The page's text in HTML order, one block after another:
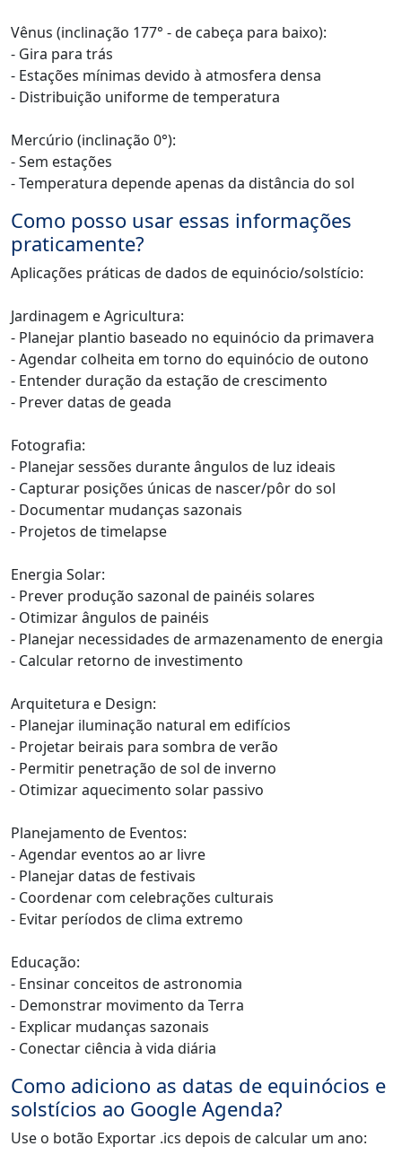
Vênus (inclinação 177° - de cabeça para baixo):
- Gira para trás
- Estações mínimas devido à atmosfera densa
- Distribuição uniforme de temperatura
Mercúrio (inclinação 0°):
- Sem estações
- Temperatura depende apenas da distância do sol
Como posso usar essas informações
praticamente?
Aplicações práticas de dados de equinócio/solstício:
Jardinagem e Agricultura:
- Planejar plantio baseado no equinócio da primavera
- Agendar colheita em torno do equinócio de outono
- Entender duração da estação de crescimento
- Prever datas de geada
Fotografia:
- Planejar sessões durante ângulos de luz ideais
- Capturar posições únicas de nascer/pôr do sol
- Documentar mudanças sazonais
- Projetos de timelapse
Energia Solar:
- Prever produção sazonal de painéis solares
- Otimizar ângulos de painéis
- Planejar necessidades de armazenamento de energia
- Calcular retorno de investimento
Arquitetura e Design:
- Planejar iluminação natural em edifícios
- Projetar beirais para sombra de verão
- Permitir penetração de sol de inverno
- Otimizar aquecimento solar passivo
Planejamento de Eventos:
- Agendar eventos ao ar livre
- Planejar datas de festivais
- Coordenar com celebrações culturais
- Evitar períodos de clima extremo
Educação:
- Ensinar conceitos de astronomia
- Demonstrar movimento da Terra
- Explicar mudanças sazonais
- Conectar ciência à vida diária
Como adiciono as datas de equinócios e
solstícios ao Google Agenda?
Use o botão Exportar .ics depois de calcular um ano: